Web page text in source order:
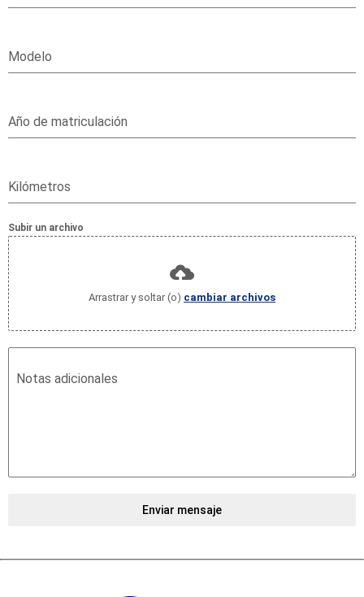
Modelo
Año de matriculación
Kilómetros
Subir un archivo
Arrastrar y soltar (o) cambiar archivos
Notas adicionales
Enviar mensaje